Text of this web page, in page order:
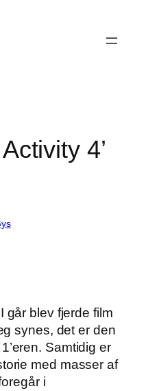
4’
I går blev fjerde film
synes, det er den
Samtidig er
med masser af
i